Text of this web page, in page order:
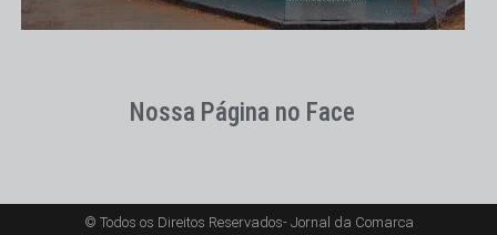
Nossa Página no Face
© Todos os Direitos Reservados- Jornal da Comarca